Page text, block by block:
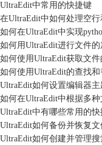
UltraEdit中常用的快捷键
在UltraEdit中如何处理空
如何在UltraEdit中实现
如何用UltraEdit进行文件
如何使用UltraEdit获取文
如何使用UltraEdit的查找
UltraEdit如何设置编辑器主
如何在UltraEdit中根据多
UltraEdit中有哪些常用的快
UltraEdit如何备份并恢复文
UltraEdit如何创建并管理搜